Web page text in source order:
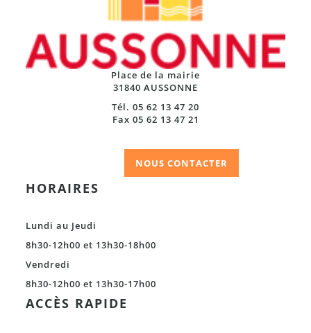
Place de la mairie
31840 AUSSONNE
Tél. 05 62 13 47 20
Fax 05 62 13 47 21
NOUS CONTACTER
HORAIRES
Lundi au Jeudi
8h30-12h00 et 13h30-18h00
Vendredi
8h30-12h00 et 13h30-17h00
ACCÈS RAPIDE